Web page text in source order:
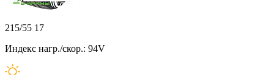
215/55 17
Индекс нагр./скор.: 94V